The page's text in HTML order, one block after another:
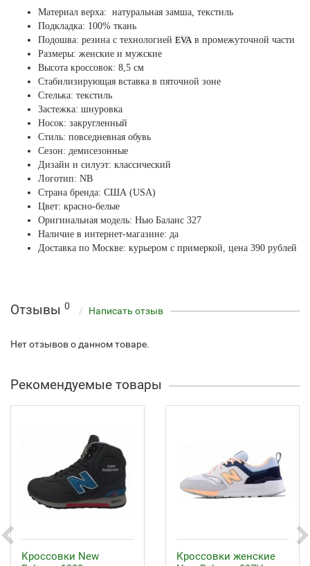
Материал верха: натуральная замша, текстиль
Подкладка: 100% ткань
Подошва: резина с технологией EVAв промежуточной части
Размеры: женские и мужские
Высота кроссовок: 8,5 см
Стабилизирующая вставка в пяточной зоне
Стелька: текстиль
Застежка: шнуровка
Носок: закругленный
Стиль: повседневная обувь
Сезон: демисезонные
Дизайн и силуэт: классический
Логотип: NB
Страна бренда: США (USA)
Цвет: красно-белые
Оригинальная модель: Нью Баланс 327
Наличие в интернет-магазине: да
Доставка по Москве: курьером с примеркой, цена 390 рублей
Отзывы 0 Написать отзыв
Нет отзывов о данном товаре.
Рекомендуемые товары
Кроссовки New
Кроссовки женские